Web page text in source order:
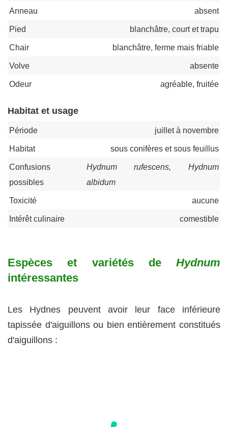
Anneau
absent
Pied
blanchâtre, court et trapu
Chair
blanchâtre, ferme mais friable
Volve
absente
Odeur
agréable, fruitée
Habitat et usage
Période
juillet à novembre
Habitat
sous conifères et sous feuillus
Confusions
possibles
Hydnum rufescens, Hydnum
albidum
Toxicité
aucune
Intérêt culinaire
comestible
Espèces et variétés de Hydnum
intéressantes
Les Hydnes peuvent avoir leur face inférieure
tapissée d'aiguillons ou bien entièrement constitués
d'aiguillons :